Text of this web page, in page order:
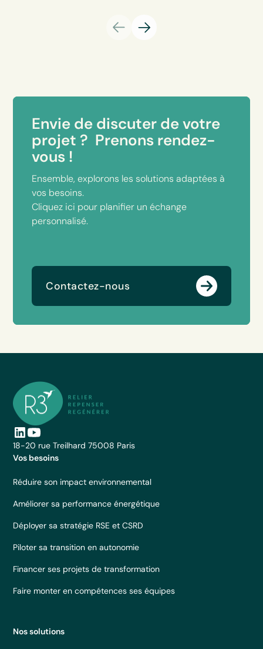
Envie de discuter de votre
projet ? Prenons rendez-
vous !
Ensemble, explorons les solutions adaptées à
vos besoins.
Cliquez ici pour planifier un échange
personnalisé.
Contactez-nous
18-20 rue Treilhard 75008 Paris
Vos besoins
Réduire son impact environnemental
Améliorer sa performance énergétique
Déployer sa stratégie RSE et CSRD
Piloter sa transition en autonomie
Financer ses projets de transformation
Faire monter en compétences ses équipes
Nos solutions